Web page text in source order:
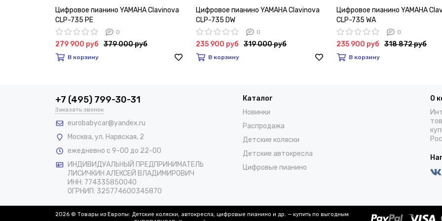
Цифровое пианино YAMAHA Clavinova
CLP-735 PE
0
279 900 руб 379 000 руб
В корзину
Цифровое пианино YAMAHA Clavinova
CLP-735 DW
0
235 900 руб 319 000 руб
В корзину
Цифровое пианино YAMAHA
CLP-735 WA
0
235 900 руб 318 872 руб
В корзину
+7 (495) 799-30-31
Заказать звонок
eurobabycar@yandex.ru
Москва,ул. Нарвская, 2
ежедневно с 9-00 до 22-00
ИНДИВИДУАЛЬНЫЙ ПРЕДПРИНИМАТЕЛЬ
ЛИСИЧКИН АЛЕКСЕЙ ВЛАДИМИРОВИЧ
ИНН: 774335850040
ОГРНИП: 325774600345870
Каталог
Новинки
Распродажа
Детские коляски
Детские автокресла
Цифровые пианино
О
2026 © Товары из Европы: Детские коляски, автокресла, цифровые пианино и др. — купить по выгодным